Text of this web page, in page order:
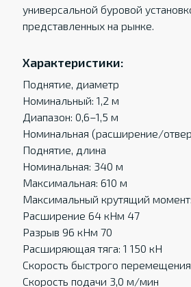
универсальной буровой
представленных на рынке.
Характеристики:
Поднятие, диаметр
Номинальный: 1,2 м
Диапазон: 0,6–1,5 м
Номинальная (расширение/
Поднятие, длина
Номинальная: 340 м
Максимальная: 610 м
Максимальный крутящий момент:
Расширение 64 кНм 47
Разрыв 96 кНм 70
Расширяющая тяга: 1 150 кН
Скорость быстрого
Скорость подачи 3,0 м/мин